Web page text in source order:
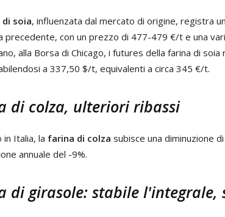
soia, influenzata dal mercato di origine, registra
precedente, con un prezzo di 477-479 €/t e una
alla Borsa di Chicago, i futures della farina di
a 337,50 $/t, equivalenti a circa 345 €/t.
di colza, ulteriori ribassi
in Italia, la farina di colza subisce una diminuzione
annuale del -9%.
di girasole: stabile l'integrale,